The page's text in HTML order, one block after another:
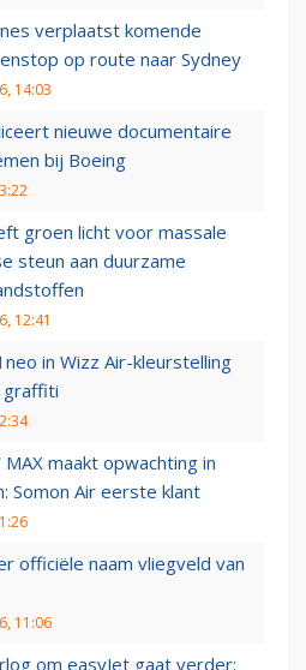
verplaatst komende
op route naar Sydney
14:03
nieuwe documentaire
bij Boeing
groen licht voor massale
steun aan duurzame
12:41
in Wizz Air-kleurstelling
graffiti
maakt opwachting in
Somon Air eerste klant
officiële naam vliegveld van
11:06
om easyJet gaat verder: